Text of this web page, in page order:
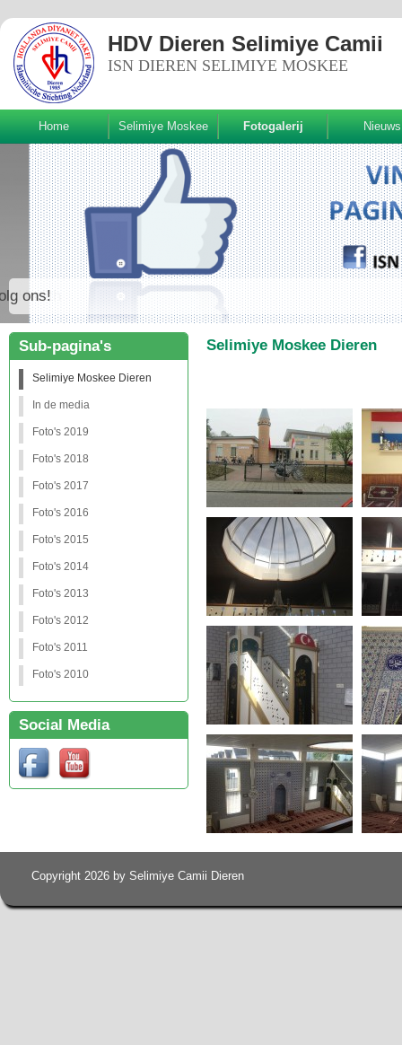
HDV Dieren Selimiye Camii
ISN DIEREN SELIMIYE MOSKEE
Home Selimiye Moskee Fotogalerij Nieuws
Volg ons!
Sub-pagina's
Selimiye Moskee Dieren
In de media
Foto's 2019
Foto's 2018
Foto's 2017
Foto's 2016
Foto's 2015
Foto's 2014
Foto's 2013
Foto's 2012
Foto's 2011
Foto's 2010
Social Media
Selimiye Moskee Dieren
Copyright 2026 by Selimiye Camii Dieren